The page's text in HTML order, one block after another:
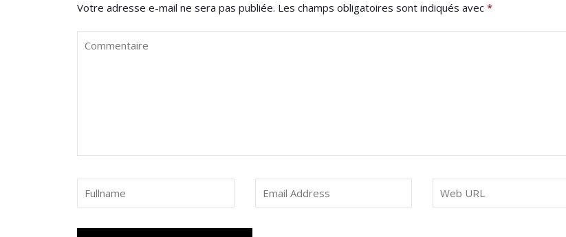
Votre adresse e-mail ne sera pas publiée. Les champs obligatoires sont indiqués avec *